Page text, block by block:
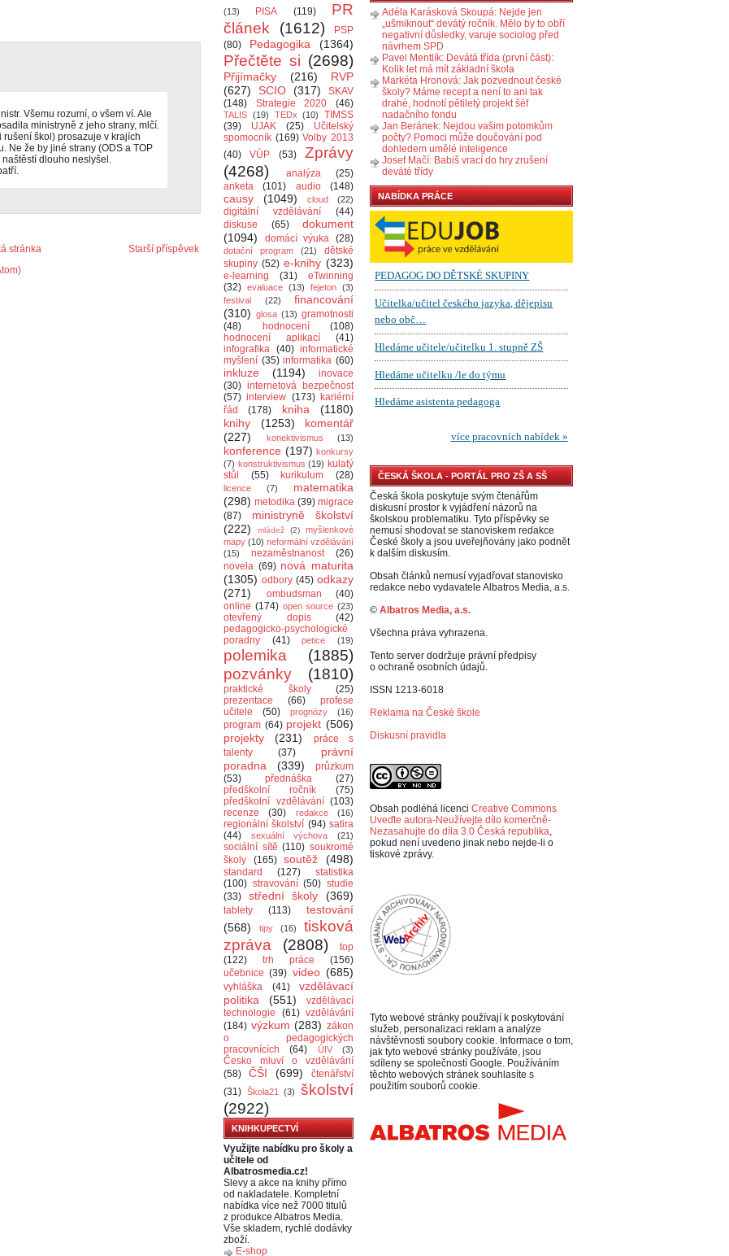
Všemu rozumí, o všem ví. Ale
ministryně z jeho strany, mlčí.
rušení škol) prosazuje v krajích
Ne že by jiné strany (ODS a TOP
dlouho neslyšel.
Starší příspěvek
stránka
(13)
PISA (119)
PR
článek
(1612)
PSP
(80)
Pedagogika (1364)
Přečtěte si (2698)
Přijímačky (216)
RVP
(627)
SCIO (317)
SKAV
(148)
Strategie 2020 (46)
TALIS (19) TEDx (10)
TIMSS
(39)
UJAK (25)
Učitelský
spomocník (169) Volby 2013
(40)
VÚP (53)
Zprávy
(4268)
analýza
(25)
anketa
(101) audio (148)
causy (1049) cloud (22)
digitální vzdělávání
(44)
diskuse
(65)
dokument
(1094)
domácí výuka (28)
dotační program (21)
dětské
skupiny (52) e-knihy (323)
e-learning (31)
eTwinning
(32) evaluace (13) fejeton (3)
festival
(22)
financování
(310) glosa (13) gramotnosti
(48)
hodnocení
(108)
hodnocení aplikací
(41)
infografika (40) informatické
myšlení (35) informatika (60)
inkluze (1194)
inovace
(30) internetová bezpečnost
(57) interview (173) kariérní
řád
(178) kniha
(1180)
knihy
(1253)
komentář
(227)
konektivismus (13)
konference (197) konkursy
(7) konstruktivismus (19) kulatý
stůl
(55) kurikulum (28)
licence (7)
matematika
(298) metodika (39) migrace
(87)
ministryně školství
(222)
mládež (2)
myšlenkové
mapy (10) neformální vzdělávání
(15)
nezaměstnanost
(26)
novela (69) nová maturita
(1305) odbory (45) odkazy
(271)
ombudsman
(40)
online (174) open source (23)
otevřený dopis
(42)
pedagogicko-psychologické
poradny
(41) petice (19)
polemika
(1885)
pozvánky
(1810)
praktické školy
(25)
prezentace
(66)
profese
učitele
(50) prognózy (16)
program (64) projekt (506)
projekty
(231)
práce s
talenty
(37)
právní
poradna
(339)
průzkum
(53)
přednáška
(27)
předškolní ročník
(75)
předškolní vzdělávání (103)
recenze
(30) redakce (16)
regionální školství (94) satira
(44)
sexuální výchova (21)
sociální sítě (110) soukromé
školy
(165) soutěž (498)
standard (127)
statistika
(100) stravování (50) studie
(33)
střední školy (369)
tablety (113)
testování
(568)
tipy (16)
tisková
zpráva
(2808)
top
(122)
trh práce
(156)
učebnice (39) video (685)
vyhláška (41)
vzdělávací
politika
(551)
vzdělávací
technologie
(61) vzdělávání
(184) výzkum (283) zákon
o pedagogických
pracovnících
(64) ÚIV (3)
Česko mluví o vzdělávání
(58)
ČŠI (699)
čtenářství
(31) Škola21 (3)
školství
(2922)
KNIHKUPECTVÍ
Využijte nabídku pro školy a
učitele od
Albatrosmedia.cz!
Slevy a akce na knihy přímo
od nakladatele. Kompletní
nabídka více než 7000 titulů
z produkce Albatros Media.
Vše skladem, rychlé dodávky
zboží.
E-shop
Adéla Karásková Skoupá: Nejde jen
„ušmiknout“ devátý ročník. Mělo by to obří
negativní důsledky, varuje sociolog před
návrhem SPD
Pavel Mentlík: Devátá třída (první část):
Kolik let má mít základní škola
Markéta Hronová: Jak pozvednout české
školy? Máme recept a není to ani tak
drahé, hodnotí pětiletý projekt šéf
nadačního fondu
Jan Beránek: Nejdou vašim potomkům
počty? Pomoci může doučování pod
dohledem umělé inteligence
Josef Mačí: Babiš vrací do hry zrušení
deváté třídy
NABÍDKA PRÁCE
ČESKÁ ŠKOLA - PORTÁL PRO ZŠ A SŠ
Česká škola poskytuje svým čtenářům
diskusní prostor k vyjádření názorů na
školskou problematiku. Tyto příspěvky se
nemusí shodovat se stanoviskem redakce
České školy a jsou uveřejňovány jako podnět
k dalším diskusím.
Obsah článků nemusí vyjadřovat stanovisko
redakce nebo vydavatele Albatros Media, a.s.
© Albatros Media, a.s.
Všechna práva vyhrazena.
Tento server dodržuje právní předpisy
o ochraně osobních údajů.
ISSN 1213-6018
Reklama na České škole
Diskusní pravidla
Obsah podléhá licenci Creative Commons
Uveďte autora-Neužívejte dílo komerčně-
Nezasahujte do díla 3.0 Česká republika,
pokud není uvedeno jinak nebo nejde-li o
tiskové zprávy.
Tyto webové stránky používají k poskytování
služeb, personalizaci reklam a analýze
návštěvnosti soubory cookie. Informace o tom,
jak tyto webové stránky používáte, jsou
sdíleny se společností Google. Používáním
těchto webových stránek souhlasíte s
použitím souborů cookie.